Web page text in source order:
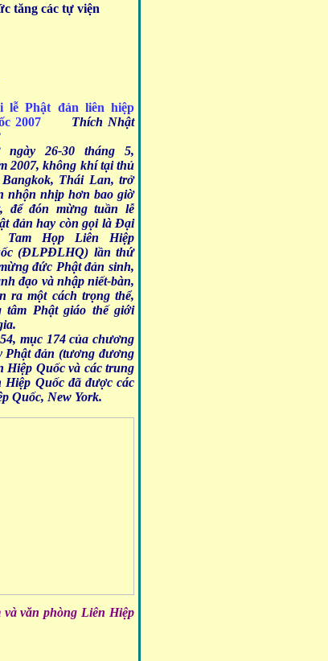
tăng các tự viện
lễ Phật đản liên hiệp
2007
Thích Nhật
ngày 26-30 tháng 5,
2007, không khí tại thủ
Thái Lan, trở
nhộn nhịp hơn bao giờ
để đón mừng tuần lễ
đản hay còn gọi là Đại
Tam Họp Liên Hiệp
(ĐLPĐLHQ) lần thứ
đức Phật đản sinh,
đạo và nhập niết-bàn,
ra một cách trọng thể,
Phật giáo thế giới
mục 174 của chương
Phật đản (tương đương
Hiệp Quốc và các trung
Quốc đã được các
Quốc, New York.
vàvăn phòng Liên Hiệp